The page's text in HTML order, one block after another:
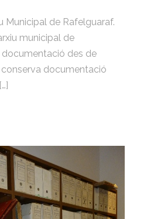
Municipal de Rafelguaraf.
municipal de
des de
conserva documentació